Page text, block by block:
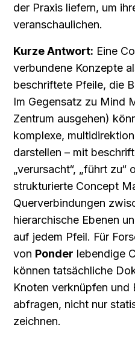
der Praxis liefern, um
veranschaulichen.
Kurze Antwort: Eine
verbundene Konzepte
beschriftete Pfeile, die
Im Gegensatz zu Mind
Zentrum ausgehen)
komplexe,
darstellen – mit
„verursacht“, „führt zu“
strukturierte Concept
Querverbindungen
hierarchische Ebenen
auf jedem Pfeil. Für
von Ponder lebendige
können tatsächliche
Knoten verknüpfen und
abfragen, nicht nur
zeichnen.